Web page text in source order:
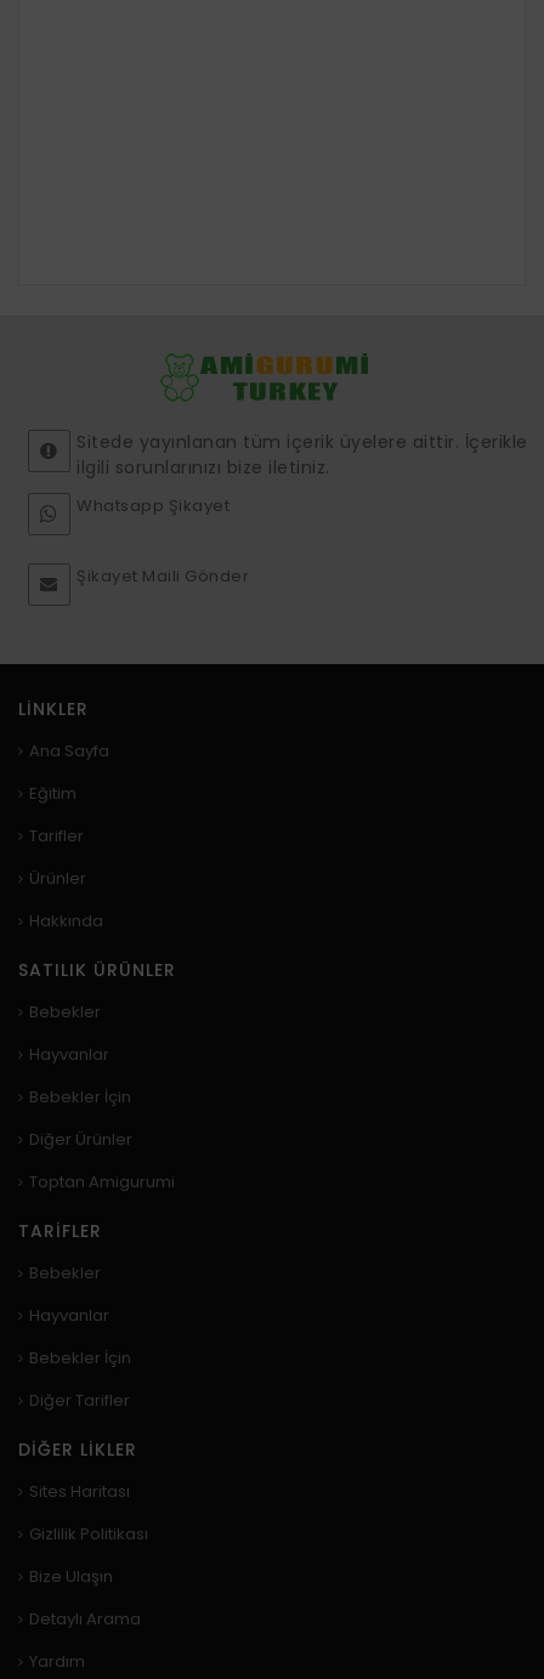
Sitede yayınlanan tüm içerik üyelere aittir. İçerikle
ilgili sorunlarınızı bize iletiniz.
Whatsapp Şikayet
Şikayet Maili Gönder
LINKLER
Ana Sayfa
Eğitim
Tarifler
Ürünler
Hakkında
SATILIK ÜRÜNLER
Bebekler
Hayvanlar
Bebekler İçin
Diğer Ürünler
Toptan Amigurumi
TARIFLER
Bebekler
Hayvanlar
Bebekler İçin
Diğer Tarifler
DIĞER LIKLER
Sites Haritası
Gizlilik Politikası
Bize Ulaşın
Detaylı Arama
Yardım